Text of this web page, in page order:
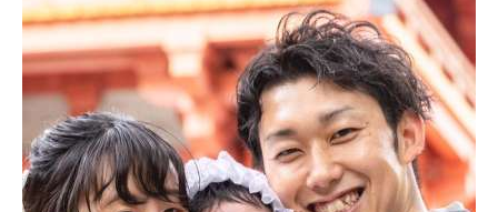
コミュニケーションとなったら素敵ですね◎
ご希望のご住所に直接お届けすることもできます。
ライフブックの
こだわり品質と仕様
決してお手頃なお値段ではありませんし、